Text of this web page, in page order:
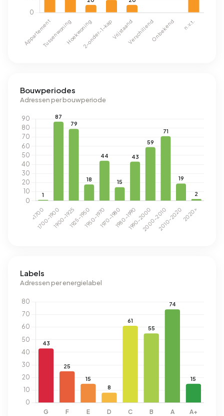
Bouwperiodes
Adressen per bouwperiode
Labels
Adressen per energielabel